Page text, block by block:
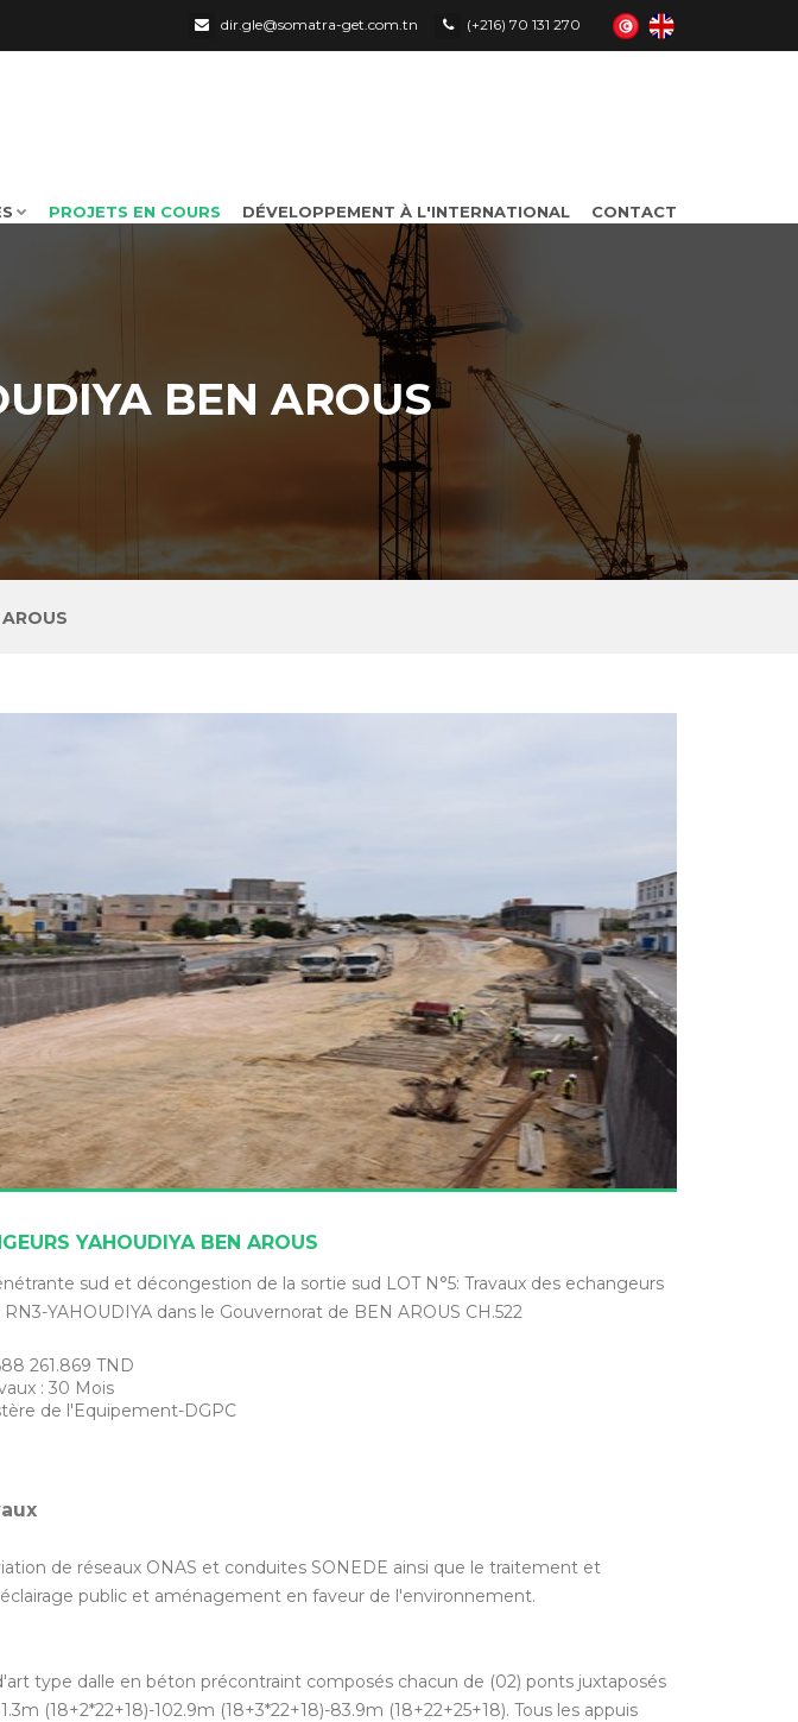
dir.gle@somatra-get.com.tn (+216) 70 131 270
PROJETS EN COURS DÉVELOPPEMENT À L'INTERNATIONAL CONTACT
BEN AROUS
YAHOUDIYA BEN AROUS
sud et décongestion de la sortie sud LOT N°5: Travaux des echangeurs
YAHOUDIYA dans le Gouvernorat de BEN AROUS CH.522
261.869 TND
: 30 Mois
de l'Equipement-DGPC
de réseaux ONAS et conduites SONEDE ainsi que le traitement et
public et aménagement en faveur de l'environnement.
type dalle en béton précontraint composés chacun de (02) ponts juxtaposés
(18+2*22+18)-102.9m (18+3*22+18)-83.9m (18+22+25+18). Tous les appuis